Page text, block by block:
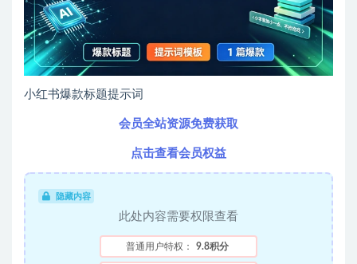
小红书爆款标题提示词
会员全站资源免费获取
点击查看会员权益
隐藏内容
此处内容需要权限查看
普通用户特权： 9.8积分